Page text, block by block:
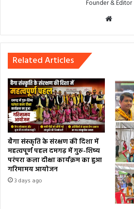
Founder & Editor
Related Articles
बैगा संस्कृति के संरक्षण की दिशा में
महत्वपूर्ण पहल दमगढ़ में गुरु-शिष्य
परंपरा कला दीक्षा कार्यक्रम का हुआ
गरिमामय आयोजन
3 days ago